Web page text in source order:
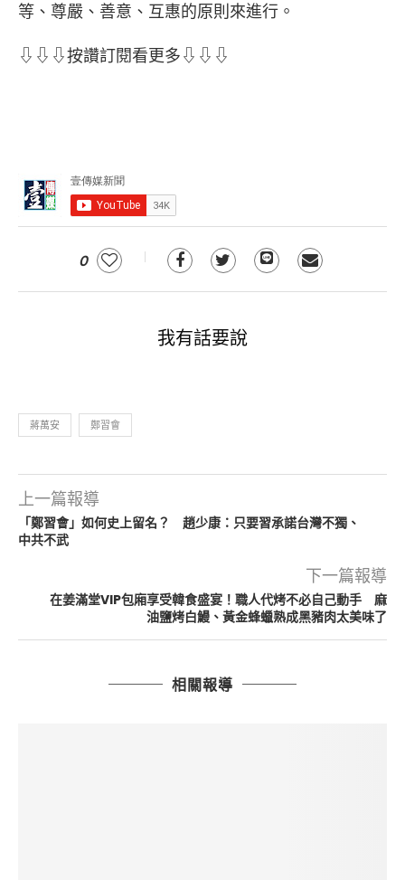
等、尊嚴、善意、互惠的原則來進行。
⇩⇩⇩按讚訂閱看更多⇩⇩⇩
0
我有話要說
蔣萬安 鄭習會
上一篇報導
「鄭習會」如何史上留名？ 趙少康：只要習承諾台灣不獨、
中共不武
下一篇報導
在姜滿堂VIP包廂享受韓食盛宴！職人代烤不必自己動手 麻
油鹽烤白鰻、黃金蜂蠟熟成黑豬肉太美味了
相關報導